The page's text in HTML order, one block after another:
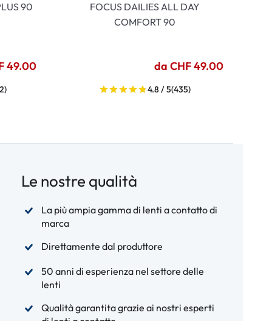
90
49.00
FOCUS DAILIES ALL DAY
COMFORT 90
da CHF 49.00
4.8 / 5(435)
Le nostre qualità
La più ampia gamma di lenti a contatto di
marca
Direttamente dal produttore
50 anni di esperienza nel settore delle
lenti
Qualità garantita grazie ai nostri esperti